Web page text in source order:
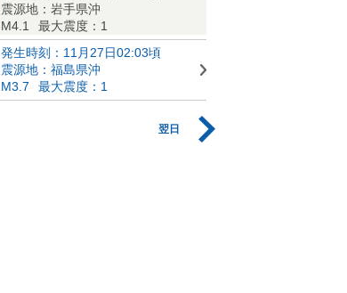
震源地：岩手県沖
M4.1
最大震度：1
発生時刻：11月27日02:03頃
震源地：福島県沖
M3.7
最大震度：1
翌日